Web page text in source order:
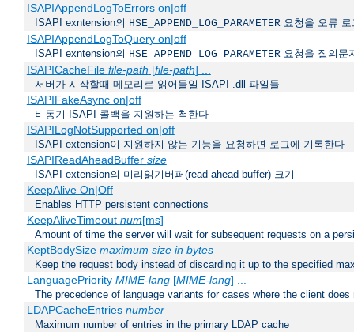
ISAPIAppendLogToErrors on|off
ISAPI exntension의 HSE_APPEND_LOG_PARAMETER 요청을 오류
ISAPIAppendLogToQuery on|off
ISAPI exntension의 HSE_APPEND_LOG_PARAMETER 요청을 질의문
ISAPICacheFile file-path [file-path] ...
서버가 시작할때 메모리로 읽어들일 ISAPI .dll 파일들
ISAPIFakeAsync on|off
비동기 ISAPI 콜백을 지원하는 척한다
ISAPILogNotSupported on|off
ISAPI extension이 지원하지 않는 기능을 요청하면 로그에 기록한다
ISAPIReadAheadBuffer size
ISAPI extension의 미리읽기버퍼(read ahead buffer) 크기
KeepAlive On|Off
Enables HTTP persistent connections
KeepAliveTimeout num[ms]
Amount of time the server will wait for subsequent requests on a
KeptBodySize maximum size in bytes
Keep the request body instead of discarding it up to the specified
LanguagePriority MIME-lang[MIME-lang] ...
The precedence of language variants for cases where the client
LDAPCacheEntries number
Maximum number of entries in the primary LDAP cache